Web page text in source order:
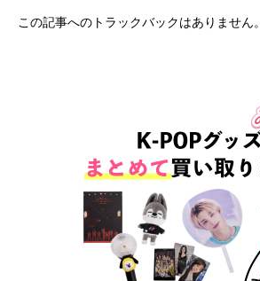
この記事へのトラックバックはありません。